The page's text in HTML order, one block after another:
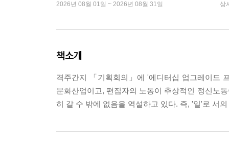
2026년 08월 01일 ~ 2026년 08월 31일 상
책소개
격주간지 「기획회의」에 '에디터십 업그레이드
문화산업이고, 편집자의 노동이 추상적인 정신노
히 갈 수 밖에 없음을 역설하고 있다. 즉, '일'로 서